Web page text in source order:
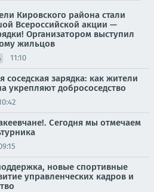
Кировского района стали
Всероссийской акции —
Организатором выступил
жильцов
11:10
соседская зарядка: как жители
укрепляют добрососедство
Сегодня мы отмечаем
новые спортивные
управленческих кадров и